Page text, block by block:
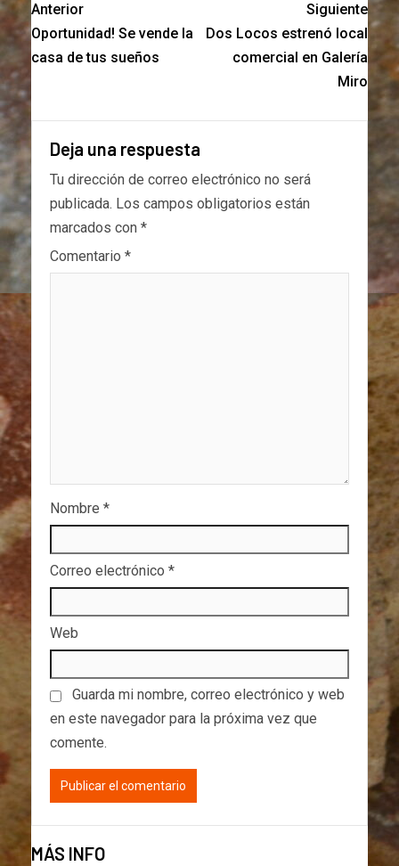
Anterior
Oportunidad! Se vende la
casa de tus sueños
Siguiente
Dos Locos estrenó local
comercial en Galería
Miro
Deja una respuesta
Tu dirección de correo electrónico no será
publicada. Los campos obligatorios están
marcados con *
Comentario *
Nombre *
Correo electrónico *
Web
Guarda mi nombre, correo electrónico y web
en este navegador para la próxima vez que
comente.
MÁS INFO